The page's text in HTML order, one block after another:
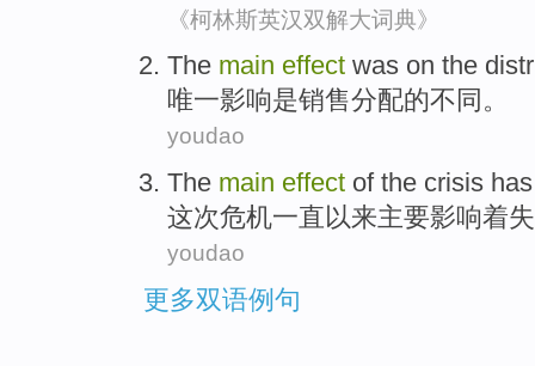
《柯林斯英汉双解大词典》
The main effect was on the
唯一影响是销售分配的不同。
youdao
The main effect of the crisis
这次危机一直以来主要影响着
youdao
更多双语例句